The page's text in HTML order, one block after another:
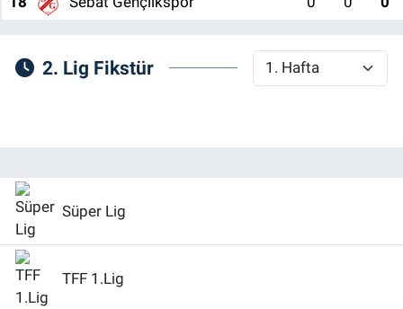
2. Lig Fikstür
Süper Lig
TFF 1.Lig